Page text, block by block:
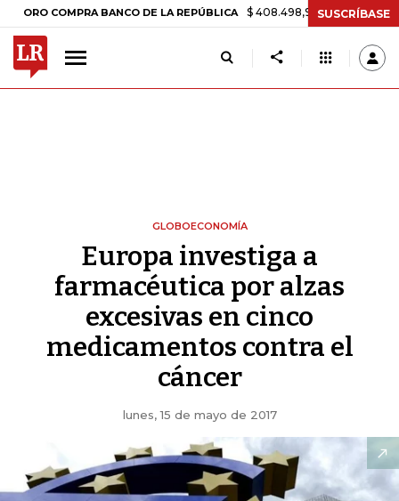
COMPRA BANCO DE LA REPÚBLICA $ 408.498,97 +$ 8.753,81 +2,19%
SUSCRÍBASE
GLOBOECONOMÍA
Europa investiga a
farmacéutica por alzas
excesivas en cinco
medicamentos contra el
cáncer
lunes, 15 de mayo de 2017